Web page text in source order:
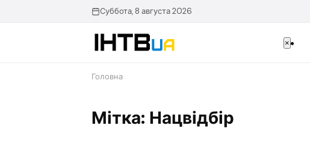
Суббота, 8 августа 2026
×
Головна
Мітка: Нацвідбір